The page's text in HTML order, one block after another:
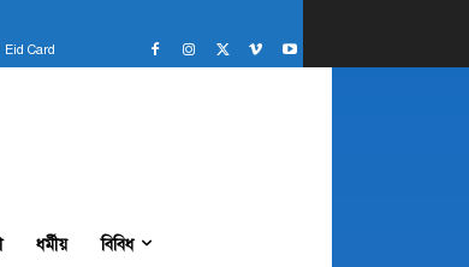
Eid Card
ধর্মীয় বিবিধ